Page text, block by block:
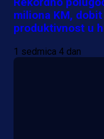
miliona KM,
produktivnost u
1 sedmica 4 dan